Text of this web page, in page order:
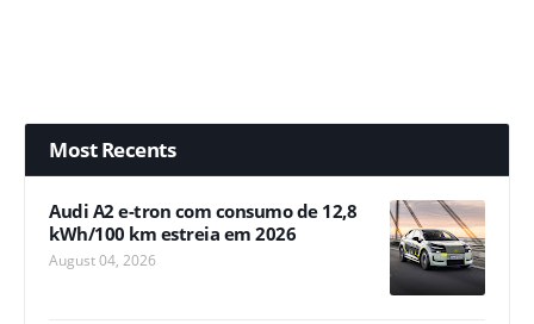
Most Recents
Audi A2 e-tron com consumo de 12,8
kWh/100 km estreia em 2026
August 04, 2026